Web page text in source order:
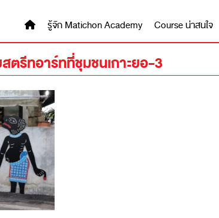
รู้จัก Matichon Academy Course น่าสนใจ
ตรีทอาร์ทที่ชุมชนเกาะยอ-3